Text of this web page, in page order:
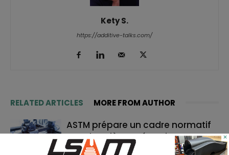
Kety S.
https://additive-talks.com/
RELATED ARTICLES MORE FROM AUTHOR
ASTM prépare un cadre normatif
pour les pièces céramiques
imprimées en 3D
×